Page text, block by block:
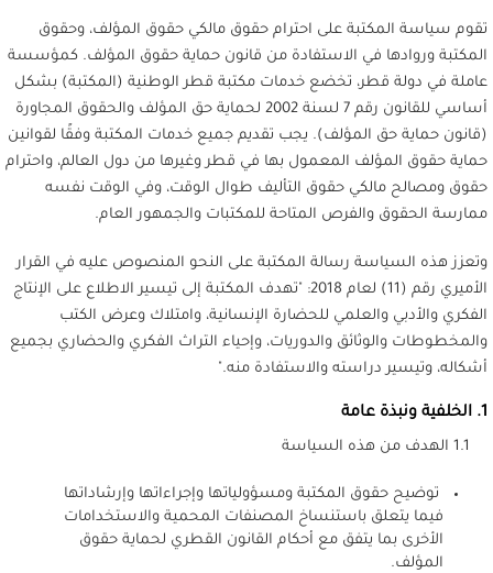
تقوم سياسة المكتبة على احترام حقوق مالكي حقوق المؤلف، وحقوق
المكتبة وروادها في الاستفادة من قانون حماية حقوق المؤلف. كمؤسسة
عاملة في دولة قطر، تخضع خدمات مكتبة قطر الوطنية (المكتبة) بشكل
أساسي للقانون رقم 7 لسنة 2002 لحماية حق المؤلف والحقوق المجاورة
(قانون حماية حق المؤلف). يجب تقديم جميع خدمات المكتبة وفقًا لقوانين
حماية حقوق المؤلف المعمول بها في قطر وغيرها من دول العالم، واحترام
حقوق ومصالح مالكي حقوق التأليف طوال الوقت، وفي الوقت نفسه
ممارسة الحقوق والفرص المتاحة للمكتبات والجمهور العام.
وتعزز هذه السياسة رسالة المكتبة على النحو المنصوص عليه في القرار
الأميري رقم (11) لعام 2018: "تهدف المكتبة إلى تيسير الاطلاع على الإنتاج
الفكري والأدبي والعلمي للحضارة الإنسانية، وامتلاك وعرض الكتب
والمخطوطات والوثائق والدوريات، وإحياء التراث الفكري والحضاري بجميع
أشكاله، وتيسير دراسته والاستفادة منه."
1. الخلفية ونبذة عامة
توضيح حقوق المكتبة ومسؤولياتها وإجراءاتها وإرشاداتها
فيما يتعلق باستنساخ المصنفات المحمية والاستخدامات
الأخرى بما يتفق مع أحكام القانون القطري لحماية حقوق
المؤلف.